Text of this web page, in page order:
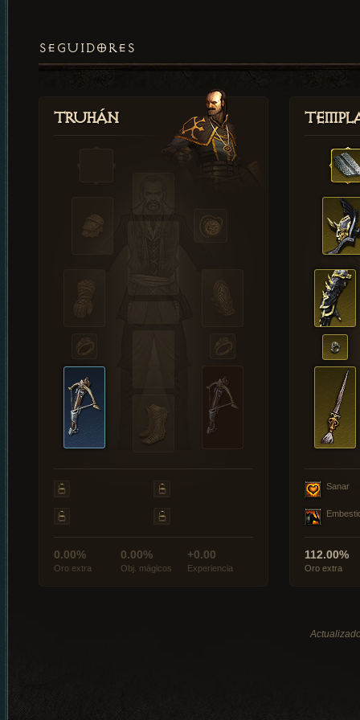
SEGUIDORES
Truhán
0.00%
Oro extra
0.00%
Obj. mágicos
+0.00
Experiencia
Sanar
112.00%
Oro extra